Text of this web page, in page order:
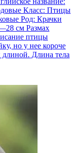
Класс: Птицы
Род: Крачки
см Размах
птицы
но у нее короче
Длина тела